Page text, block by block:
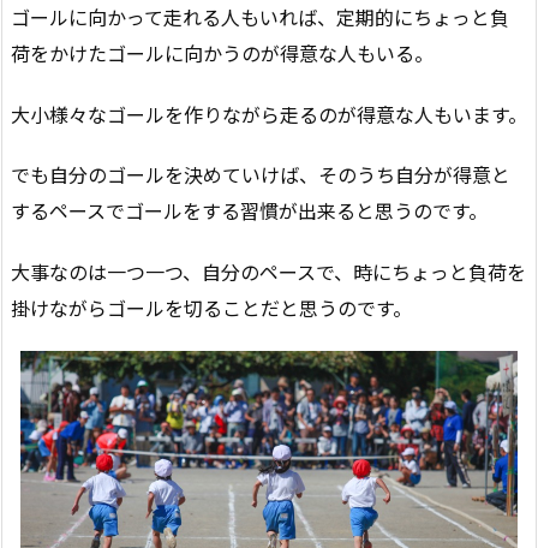
ゴールに向かって走れる人もいれば、定期的にちょっと負
荷をかけたゴールに向かうのが得意な人もいる。
大小様々なゴールを作りながら走るのが得意な人もいます。
でも自分のゴールを決めていけば、そのうち自分が得意と
するペースでゴールをする習慣が出来ると思うのです。
大事なのは一つ一つ、自分のペースで、時にちょっと負荷を
掛けながらゴールを切ることだと思うのです。